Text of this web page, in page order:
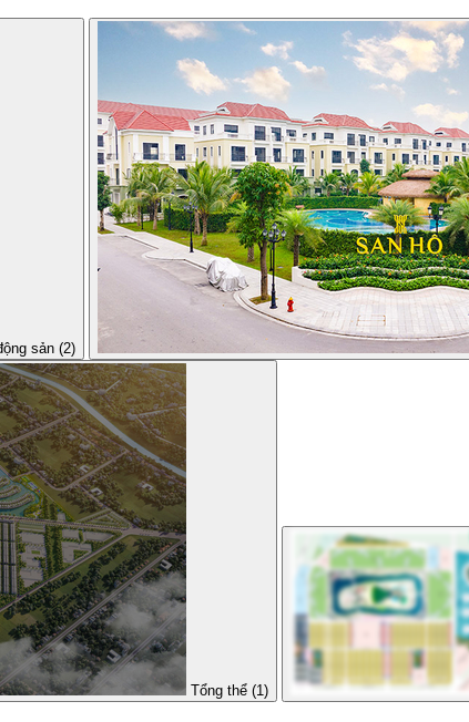
sản (2)
Tổng thể (1)